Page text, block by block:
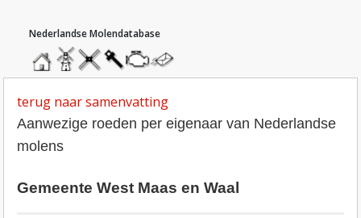
homemolendatabase
roedendatabase
assendatabase
motorendatabase
stuur
een
terug naar samenvatting
Aanwezige roeden per eigenaar van Nederlandse
molens
Gemeente West Maas en Waal